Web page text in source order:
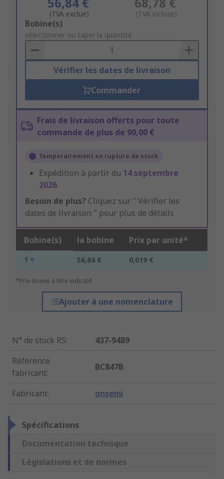
(TVA exclue) (TVA incluse)
Add
to
Basket
Bobine(s)
sélectionner ou taper la quantité
Vérifier les dates de livraison
Commander
Frais de livraison offerts pour toute
commande de plus de 90,00 €
Temporairement en rupture de stock
Expédition à partir du 14 septembre
2026
Besoin de plus? Cliquez sur " Vérifier les
dates de livraison " pour plus de détails
Bobine(s) la bobine Prix par unité*
1 + 56,84 € 0,019 €
*Prix donné à titre indicatif
Ajouter à une nomenclature
N° de stock RS:
437-9489
Référence
fabricant:
BC847B
Fabricant: onsemi
Spécifications
Documentation technique
Législations et de normes